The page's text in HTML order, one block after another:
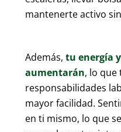
mantenerte activo
Además, tu energía
aumentarán, lo
responsabilidades
mayor facilidad.
en ti mismo, lo que